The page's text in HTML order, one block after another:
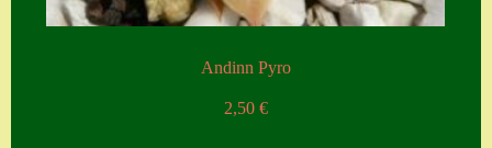
Andinn Pyro
2,50 €